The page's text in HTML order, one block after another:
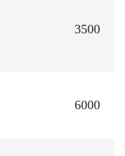
3500
6000